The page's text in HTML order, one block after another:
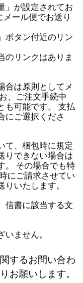
」が設定されてお
ール便でお送り
ボタン付近のリン
リンクはありま
合は原則としてメ
、ご注文手続中
も可能です。 支払
にご選択くださ
て、梱包時に規定
りできない場合は
。 その場合でも特
にご請求させてい
いたします。
信書に該当する文
ません。
するお問い合わ
お願いします。